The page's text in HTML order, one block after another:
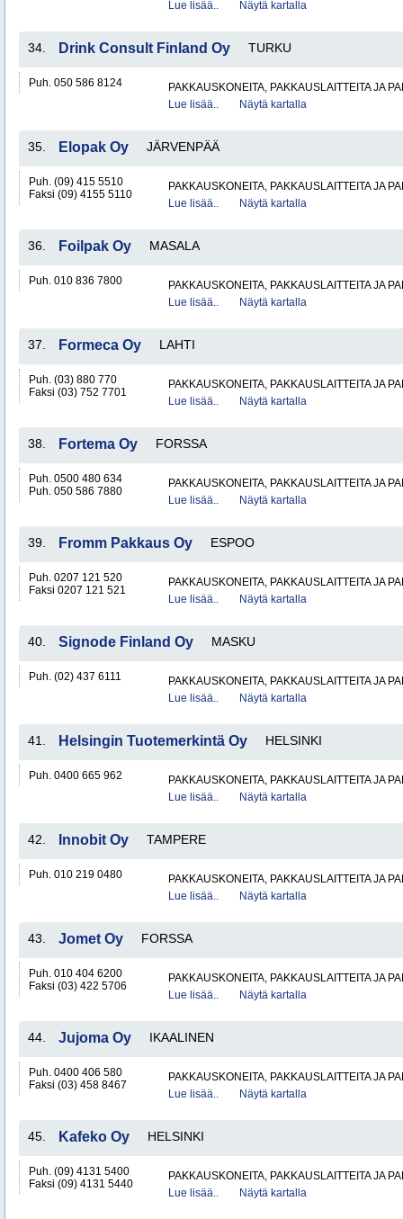
Lue lisää..
Näytä kartalla
34. Drink Consult Finland Oy TURKU
Puh. 050 586 8124
PAKKAUSKONEITA, PAKKAUSLAITTEITA JA
Lue lisää..
Näytä kartalla
35. Elopak Oy JÄRVENPÄÄ
Puh. (09) 415 5510
Faksi (09) 4155 5110
PAKKAUSKONEITA, PAKKAUSLAITTEITA JA
Lue lisää..
Näytä kartalla
36. Foilpak Oy MASALA
Puh. 010 836 7800
PAKKAUSKONEITA, PAKKAUSLAITTEITA JA
Lue lisää..
Näytä kartalla
37. Formeca Oy LAHTI
Puh. (03) 880 770
Faksi (03) 752 7701
PAKKAUSKONEITA, PAKKAUSLAITTEITA JA
Lue lisää..
Näytä kartalla
38. Fortema Oy FORSSA
Puh. 0500 480 634
Puh. 050 586 7880
PAKKAUSKONEITA, PAKKAUSLAITTEITA JA
Lue lisää..
Näytä kartalla
39. Fromm Pakkaus Oy ESPOO
Puh. 0207 121 520
Faksi 0207 121 521
PAKKAUSKONEITA, PAKKAUSLAITTEITA JA
Lue lisää..
Näytä kartalla
40. Signode Finland Oy MASKU
Puh. (02) 437 6111
PAKKAUSKONEITA, PAKKAUSLAITTEITA JA
Lue lisää..
Näytä kartalla
41. Helsingin Tuotemerkintä Oy HELSINKI
Puh. 0400 665 962
PAKKAUSKONEITA, PAKKAUSLAITTEITA JA
Lue lisää..
Näytä kartalla
42. Innobit Oy TAMPERE
Puh. 010 219 0480
PAKKAUSKONEITA, PAKKAUSLAITTEITA JA
Lue lisää..
Näytä kartalla
43. Jomet Oy FORSSA
Puh. 010 404 6200
Faksi (03) 422 5706
PAKKAUSKONEITA, PAKKAUSLAITTEITA JA
Lue lisää..
Näytä kartalla
44. Jujoma Oy IKAALINEN
Puh. 0400 406 580
Faksi (03) 458 8467
PAKKAUSKONEITA, PAKKAUSLAITTEITA JA
Lue lisää..
Näytä kartalla
45. Kafeko Oy HELSINKI
Puh. (09) 4131 5400
Faksi (09) 4131 5440
PAKKAUSKONEITA, PAKKAUSLAITTEITA JA
Lue lisää..
Näytä kartalla